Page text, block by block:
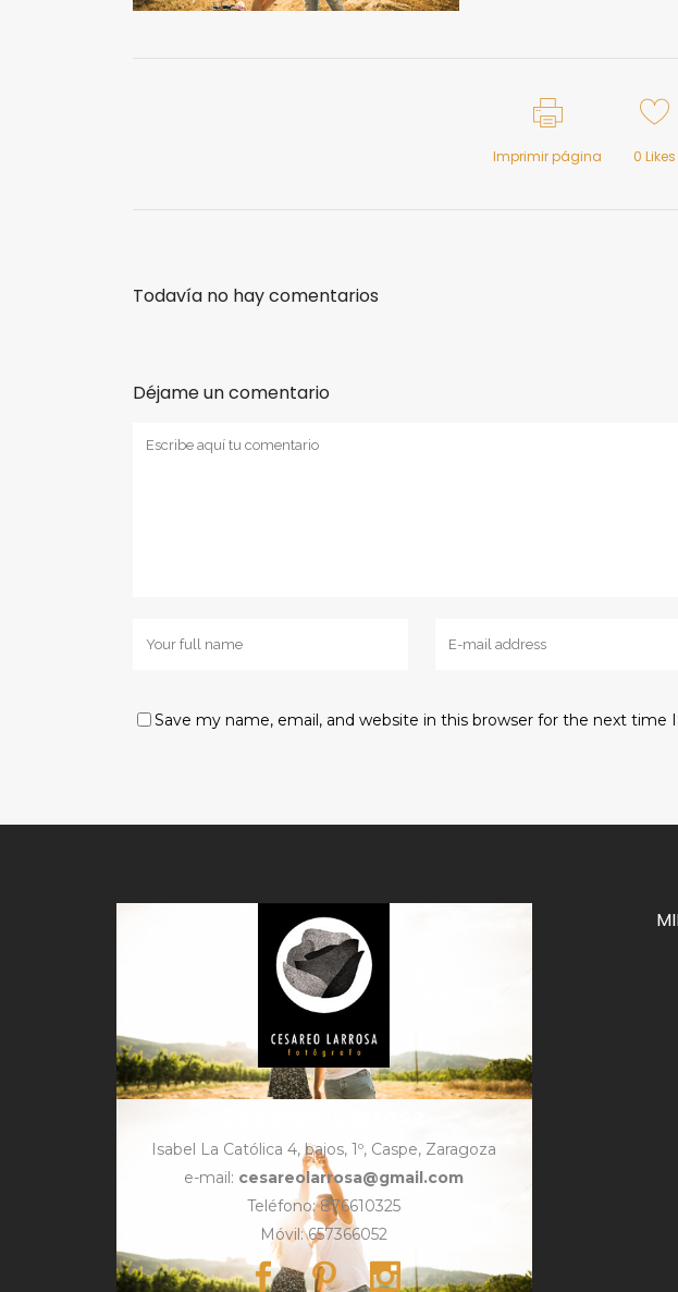
Imprimir página 0 Likes
Todavía no hay comentarios
Déjame un comentario
Save my name, email, and website in this browser for the next time
Isabel La Católica 4, bajos, 1º, Caspe, Zaragoza
e-mail: cesareolarrosa@gmail.com
Teléfono: 876610325
Móvil: 657366052